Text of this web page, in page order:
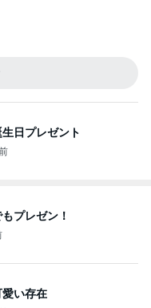
日プレゼント
プレゼン！
い存在